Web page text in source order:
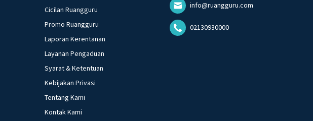
Cicilan Ruangguru
Promo Ruangguru
Laporan Kerentanan
Layanan Pengaduan
Syarat & Ketentuan
Kebijakan Privasi
Tentang Kami
Kontak Kami
info@ruangguru.com
02130930000